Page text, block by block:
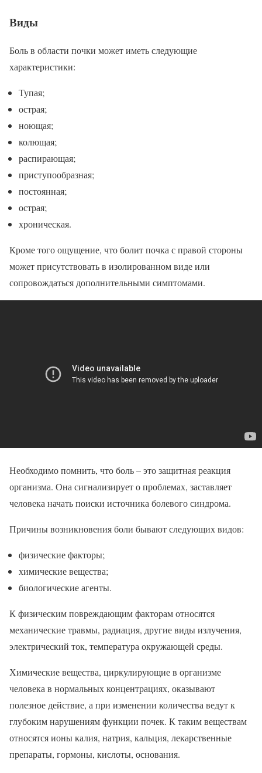
Виды
Боль в области почки может иметь следующие
характеристики:
Тупая;
острая;
ноющая;
колющая;
распирающая;
приступообразная;
постоянная;
острая;
хроническая.
Кроме того ощущение, что болит почка с правой стороны
может присутствовать в изолированном виде или
сопровождаться дополнительными симптомами.
Необходимо помнить, что боль – это защитная реакция
организма. Она сигнализирует о проблемах, заставляет
человека начать поиски источника болевого синдрома.
Причины возникновения боли бывают следующих видов:
физические факторы;
химические вещества;
биологические агенты.
К физическим повреждающим факторам относятся
механические травмы, радиация, другие виды излучения,
электрический ток, температура окружающей среды.
Химические вещества, циркулирующие в организме
человека в нормальных концентрациях, оказывают
полезное действие, а при изменении количества ведут к
глубоким нарушениям функции почек. К таким веществам
относятся ионы калия, натрия, кальция, лекарственные
препараты, гормоны, кислоты, основания.